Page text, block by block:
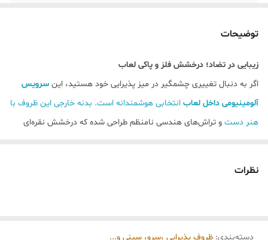
ایتم های سرویس( میوه خوری، اردو خور،
شکلات خوری، اجیل خوری دربدار، قندان
دربدار)
توضیحات
زیبایی در تضاد؛ درخشش فلز و پاکی لعاب
اگر به دنبال تغییری چشمگیر در میز پذیرایی خود هستید، این سرویس
آلومینیومی داخل لعاب انتخابی هوشمندانه است. بدنه خارجی این ظروف با
هنر دست و تراش‌های هندسی نامنظم طراحی شده که درخشش نقره‌ای
در عین استحکام، وزن سبکی داشته باشند.
نظرات
دسته‌بندی: ظروف پذیرایی ،سرو، سینی و‌...